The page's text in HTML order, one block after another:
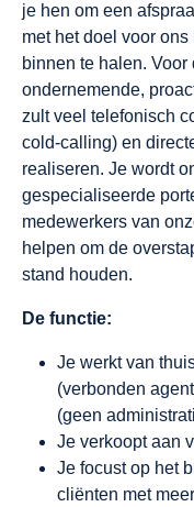
je hen om een
met het doel voor
binnen te halen.
ondernemende,
zult veel telefonisch
cold-calling) en
realiseren. Je wordt
gespecialiseerde
medewerkers van
helpen om de
stand houden.
De functie:
Je werkt van
(verbonden
(geen
Je verkoopt aan
Je focust op het
cliënten met